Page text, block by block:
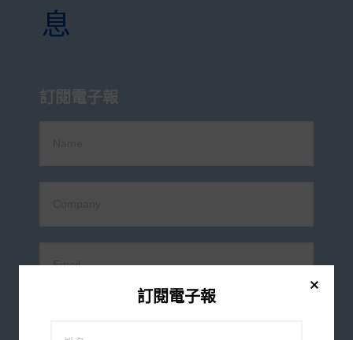
訂閱電子報
息
訂閱電子報